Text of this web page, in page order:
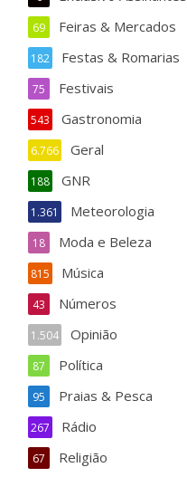
Feiras & Mercados
69
Festas & Romarias
182
Festivais
75
Gastronomia
543
Geral
6.766
GNR
188
Meteorologia
1.361
Moda e Beleza
18
Música
815
Números
43
Opinião
1.504
Política
87
Praias & Pesca
95
Rádio
267
Religião
67